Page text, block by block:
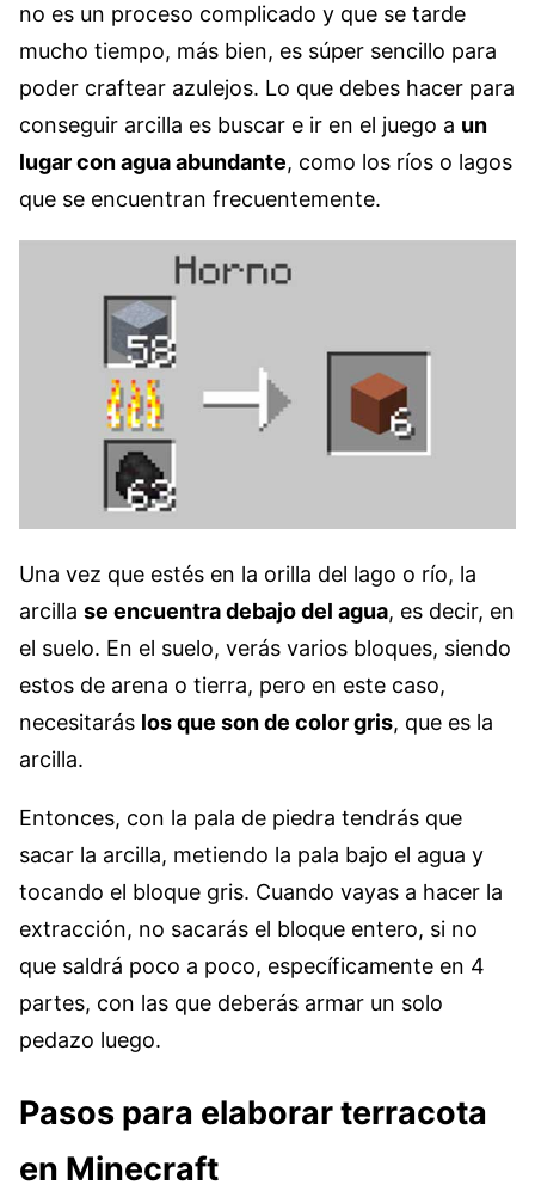
no es un proceso complicado y que se tarde
mucho tiempo, más bien, es súper sencillo para
poder craftear azulejos. Lo que debes hacer para
conseguir arcilla es buscar e ir en el juego a un
lugar con agua abundante, como los ríos o lagos
que se encuentran frecuentemente.
Una vez que estés en la orilla del lago o río, la
arcilla se encuentra debajo del agua, es decir, en
el suelo. En el suelo, verás varios bloques, siendo
estos de arena o tierra, pero en este caso,
necesitarás los que son de color gris, que es la
arcilla.
Entonces, con la pala de piedra tendrás que
sacar la arcilla, metiendo la pala bajo el agua y
tocando el bloque gris. Cuando vayas a hacer la
extracción, no sacarás el bloque entero, si no
que saldrá poco a poco, específicamente en 4
partes, con las que deberás armar un solo
pedazo luego.
Pasos para elaborar terracota
en Minecraft